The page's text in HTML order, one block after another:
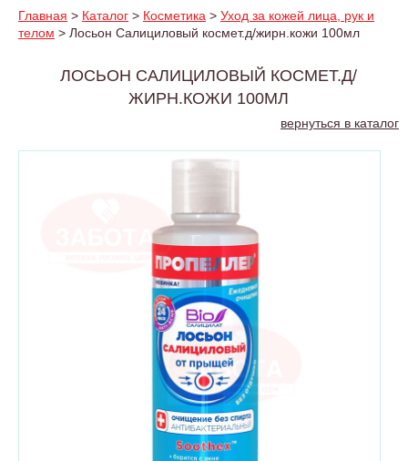
Главная > Каталог > Косметика > Уход за кожей лица, рук и
телом > Лосьон Салициловый космет.д/жирн.кожи 100мл
ЛОСЬОН САЛИЦИЛОВЫЙ КОСМЕТ.Д/
ЖИРН.КОЖИ 100МЛ
вернуться в каталог